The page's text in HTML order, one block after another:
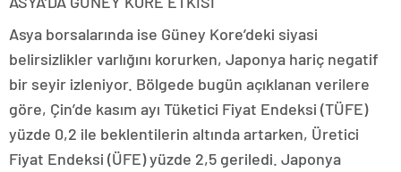
Asya borsalarında ise Güney Kore’deki siyasi
belirsizlikler varlığını korurken, Japonya hariç negatif
bir seyir izleniyor. Bölgede bugün açıklanan verilere
göre, Çin’de kasım ayı Tüketici Fiyat Endeksi (TÜFE)
yüzde 0,2 ile beklentilerin altında artarken, Üretici
Fiyat Endeksi (ÜFE) yüzde 2,5 geriledi. Japonya